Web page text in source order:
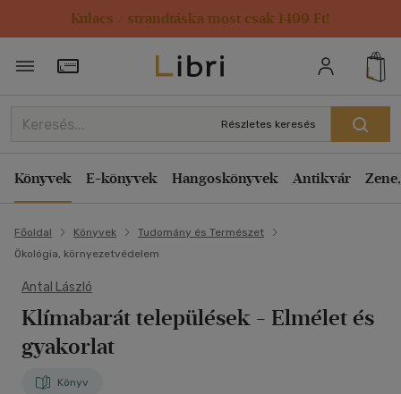
Kulacs / strandtáska most csak 1499 Ft!
Törzsvásárlói Kártya adatai
Részletes keresés
Könyvek E-könyvek Hangoskönyvek Antikvár
Főoldal Könyvek
Tudomány és Természet
Ökológia, környezetvédelem
Antal László
Klímabarát települések - Elmélet és
gyakorlat
Könyv